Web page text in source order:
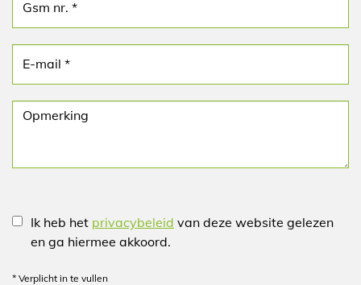
Ik heb het privacybeleid van deze website gelezen
en ga hiermee akkoord.
* Verplicht in te vullen